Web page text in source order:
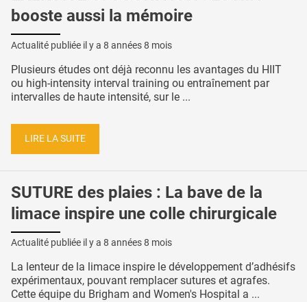
booste aussi la mémoire
Actualité publiée il y a 8 années 8 mois
Plusieurs études ont déjà reconnu les avantages du HIIT
ou high-intensity interval training ou entraînement par
intervalles de haute intensité, sur le ...
LIRE LA SUITE
SUTURE des plaies : La bave de la
limace inspire une colle chirurgicale
Actualité publiée il y a 8 années 8 mois
La lenteur de la limace inspire le développement d’adhésifs
expérimentaux, pouvant remplacer sutures et agrafes.
Cette équipe du Brigham and Women's Hospital a ...